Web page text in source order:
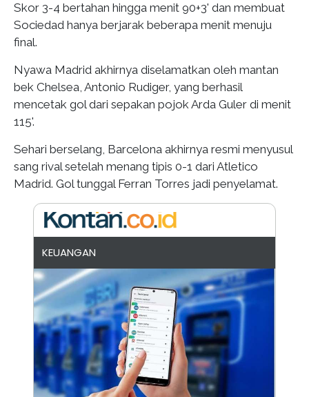
Skor 3-4 bertahan hingga menit 90+3' dan membuat
Sociedad hanya berjarak beberapa menit menuju
final.
Nyawa Madrid akhirnya diselamatkan oleh mantan
bek Chelsea, Antonio Rudiger, yang berhasil
mencetak gol dari sepakan pojok Arda Guler di menit
115'.
Sehari berselang, Barcelona akhirnya resmi menyusul
sang rival setelah menang tipis 0-1 dari Atletico
Madrid. Gol tunggal Ferran Torres jadi penyelamat.
KEUANGAN